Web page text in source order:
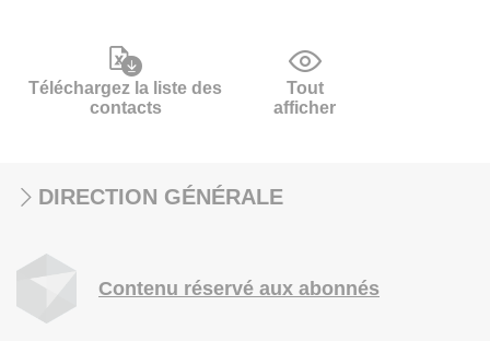
Téléchargez la liste des
contacts
Tout
afficher
DIRECTION GÉNÉRALE
Contenu réservé aux abonnés